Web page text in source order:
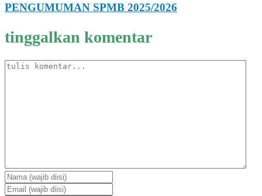
PENGUMUMAN SPMB 2025/2026
tinggalkan komentar